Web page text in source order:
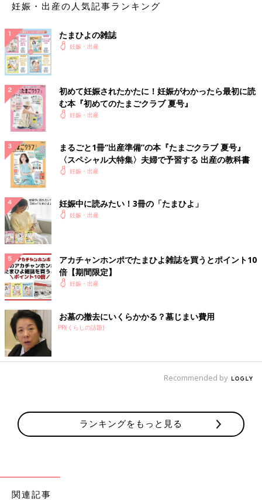
サイズ
母子手帳のサイズは大半の自治体では「11cm×15cm」ですが、
一部自治体ではもっと大きいサイズがあります。事前に自分の母
子手帳のサイズを図っておきましょう。
母子手帳ケースの目安のサイズは3つあります。
A6版：14.8 × 10.5cm（Sサイズ）
B6版：18.2 × 12.8cm（Mサイズ）
A5版：21.0 × 14.8cm（Lサイズ）
また、妊娠中と出産後は中に入れるものが変わりますので、対応
できる大きさのものを選ぶとよいでしょう。妊娠中は、母子手
帳・自分の保険証・診察券・助成券・お薬手帳・エコー写真・ペ
ンなど。出産後は子どもの保険証・診察券・乳幼児医療証・お薬
手帳・予防接種の予診票・ペンなどを入れることが多いようで
す。そして、母子手帳ケースが頻繁に活躍するのは大体、予防接
種がひと段落する６歳頃（小学校入学前）まででしょう。
素材
◯布製（コットン・ナイロン・ポリエステルなど）
軽いものが多く丈夫ですが、布製なので汚れやすい面もありま
す。
◯ビニール製
汚れに強く防水機能もありますが、長く使っているとビニールが
劣化してくることがあります。
◯皮製（または合皮）
使い込むほどに味わいが出て長く使い続けることができますが、
何となく自分の欲しい形がイメージできましたか？実際にどんな
ましょう。
バッグタイプの母子手帳ケース人気ブランド
妊娠・出産の人気記事ランキング
たまひよの雑誌
妊娠・出産
初めて妊娠されたかたに！妊娠がわかったら最初に読
む本『初めてのたまごクラブ 夏号』
妊娠・出産
まるごと1冊“出産準備”の本『たまごクラブ 夏号』
〈スペシャル大特集〉夫婦で予習する 出産の教科書
妊娠・出産
妊娠中に読みたい！3冊の「たまひよ」
妊娠・出産
アカチャンホンポでたまひよ雑誌を買うとポイント10
倍【期間限定】
妊娠・出産
お墓の撤去にいくらかかる？墓じまい費用
PR(くらしの話題)
Recommended by
ランキングをもっと見る
関連記事